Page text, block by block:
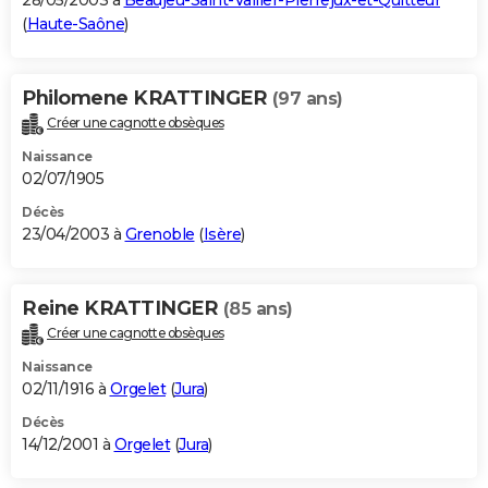
(Haute-Saône)
Philomene KRATTINGER (97 ans)
Créer une cagnotte obsèques
Naissance
02/07/1905
Décès
23/04/2003 à Grenoble (Isère)
Reine KRATTINGER (85 ans)
Créer une cagnotte obsèques
Naissance
02/11/1916 à Orgelet(Jura)
Décès
14/12/2001 à Orgelet(Jura)